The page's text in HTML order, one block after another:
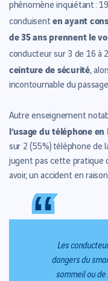
phénomène inquiétant :
conduisenten ayant
de 35 ans prennent le
conducteur sur 3 de 16 à
ceinture de sécurité,
incontournable du
Autre enseignement
l’usage du téléphone
sur 2 (55 %) téléphone de
jugent pas cette pratique
avoir, un accident en
“
“ Les
dangers du
sommeil ou de